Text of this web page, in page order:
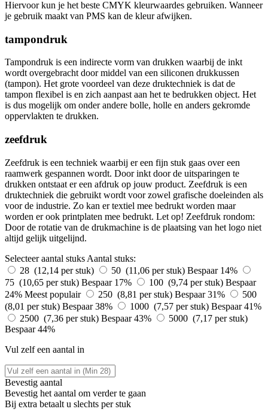
Hiervoor kun je het beste CMYK kleurwaardes gebruiken. Wanneer
je gebruik maakt van PMS kan de kleur afwijken.
tampondruk
Tampondruk is een indirecte vorm van drukken waarbij de inkt
wordt overgebracht door middel van een siliconen drukkussen
(tampon). Het grote voordeel van deze druktechniek is dat de
tampon flexibel is en zich aanpast aan het te bedrukken object. Het
is dus mogelijk om onder andere bolle, holle en anders gekromde
oppervlakten te drukken.
zeefdruk
Zeefdruk is een techniek waarbij er een fijn stuk gaas over een
raamwerk gespannen wordt. Door inkt door de uitsparingen te
drukken ontstaat er een afdruk op jouw product. Zeefdruk is een
druktechniek die gebruikt wordt voor zowel grafische doeleinden als
voor de industrie. Zo kan er textiel mee bedrukt worden maar
worden er ook printplaten mee bedrukt. Let op! Zeefdruk rondom:
Door de rotatie van de drukmachine is de plaatsing van het logo niet
altijd gelijk uitgelijnd.
Selecteer aantal stuks Aantal stuks:
28 (12,14 per stuk)
50 (11,06 per stuk) Bespaar 14%
75 (10,65 per stuk) Bespaar 17% 100 (9,74 per stuk) Bespaar
24% Meest populair 250 (8,81 per stuk) Bespaar 31%
500
(8,01 per stuk) Bespaar 38% 1000 (7,57 per stuk) Bespaar 41%
2500 (7,36 per stuk) Bespaar 43%
5000 (7,17 per stuk)
Bespaar 44%
Vul zelf een aantal in
Bevestig aantal
Bevestig het aantal om verder te gaan
Bij extra betaalt u slechts per stuk